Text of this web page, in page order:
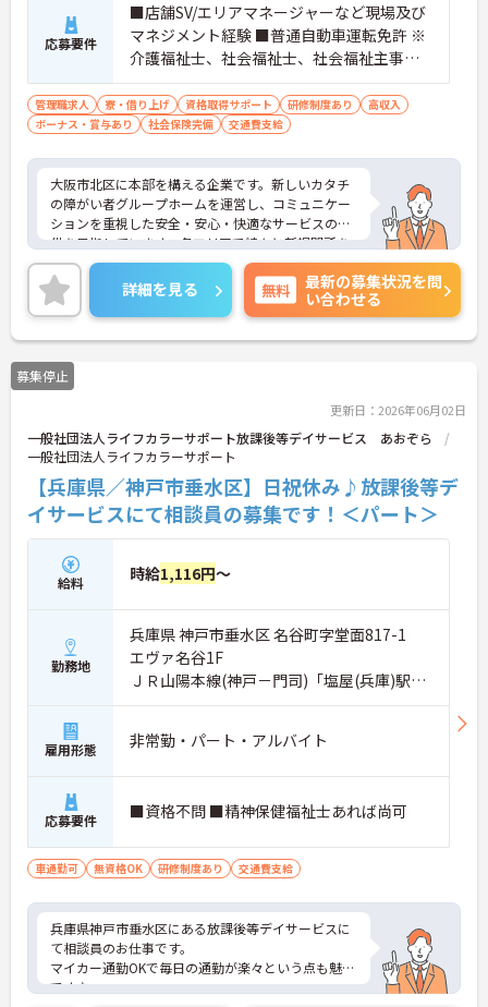
応募要件
■店舗SV/エリアマネージャーなど現場及び
マネジメント経験 ■普通自動車運転免許 ※
介護福祉士、社会福祉士、社会福祉主事、
精神保健福祉士、サービス管理責任者、社
会福祉主事任用資格等歓迎
管理職求人 寮・借り上げ 資格取得サポート 研修制度あり
高収入
ボーナス・賞与あり
社会保険完備 交通費支給
大阪市北区に本部を構える企業です。新しいカタチ
の障がい者グループホームを運営し、コミュニケー
ションを重視した安全・安心・快適なサービスの提
供を目指しています。各エリアで続々と新規開所を
している成長企業で働きませんか？ご興味のある方
には、面接対策ポイントなど、さらに詳細をお話し
いたしますのでお気軽にご相談ください！
詳細を見る 無料
最新の募集状況を問
い合わせる
募集停止
更新日：2026年06月02日
一般社団法人ライフカラーサポート放課後等デイサービス あおぞら
一般社団法人ライフカラーサポート
【兵庫県／神戸市垂水区】日祝休み♪放課後等デ
イサービスにて相談員の募集です！＜パート＞
給料 時給1,116円～
勤務地
兵庫県 神戸市垂水区 名谷町字堂面817-1
エヴァ名谷1F
ＪＲ山陽本線(神戸－門司)「塩屋(兵庫)駅」
バス・車12分
雇用形態 非常勤・パート・アルバイト
応募要件 ■資格不問 ■精神保健福祉士あれば尚可
車通勤可 無資格OK 研修制度あり 交通費支給
兵庫県神戸市垂水区にある放課後等デイサービスに
て相談員のお仕事です。
マイカー通勤OKで毎日の通勤が楽々という点も魅力
です♪